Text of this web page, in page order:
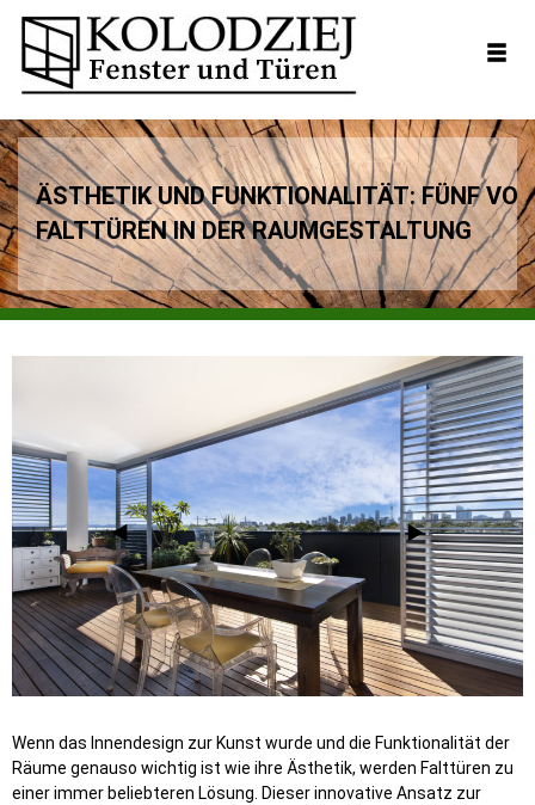
ÄSTHETIK UND FUNKTIONALITÄT: FÜNF
FALTTÜREN IN DER RAUMGESTALTUNG
Wenn das Innendesign zur Kunst wurde und die Funktionalität der
Räume genauso wichtig ist wie ihre Ästhetik, werden Falttüren zu
einer immer beliebteren Lösung. Dieser innovative Ansatz zur